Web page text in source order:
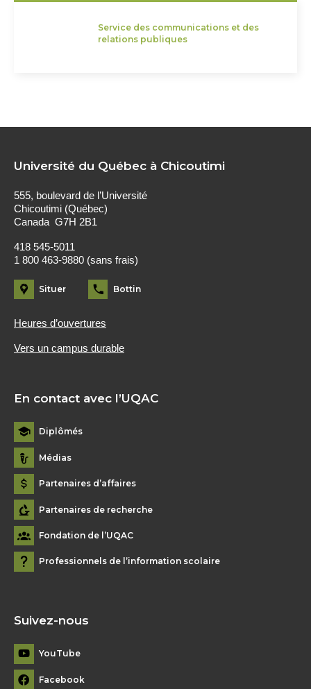
Service des communications et des
relations publiques
Université du Québec à Chicoutimi
555, boulevard de l’Université
Chicoutimi (Québec)
Canada G7H 2B1
418 545-5011
1 800 463-9880 (sans frais)
Situer Bottin
Heures d’ouvertures
Vers un campus durable
En contact avec l’UQAC
Diplômés
Médias
Partenaires d’affaires
Partenaires de recherche
Fondation de l’UQAC
Professionnels de l’information scolaire
Suivez-nous
YouTube
Facebook